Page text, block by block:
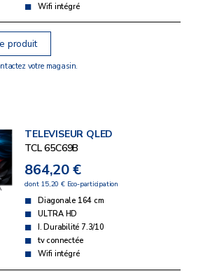
Wifi intégré
produit
votre magasin.
TELEVISEUR QLED
TCL 65C69B
864,20 €
dont 15,20 € Eco-participation
Diagonale 164 cm
ULTRA HD
I. Durabilité 7.3/10
tv connectée
Wifi intégré